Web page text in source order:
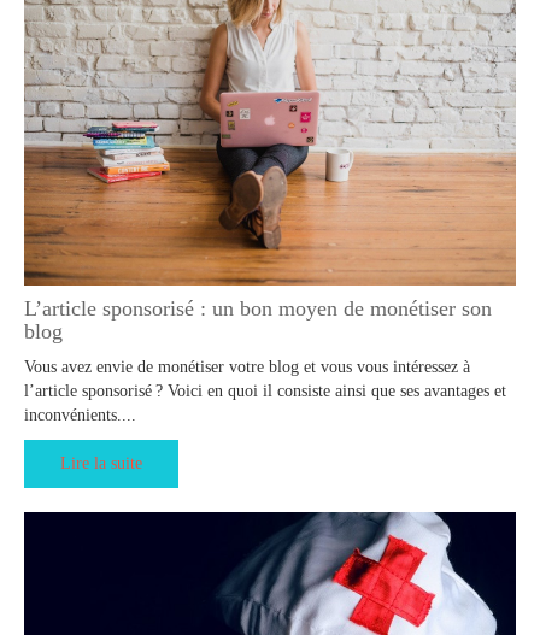
L’article sponsorisé : un bon moyen de monétiser son
blog
Vous avez envie de monétiser votre blog et vous vous intéressez à
l’article sponsorisé ? Voici en quoi il consiste ainsi que ses avantages et
inconvénients....
Lire la suite